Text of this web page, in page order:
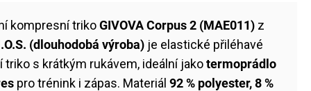
kompresní trikoGIVOVA Corpus 2 (MAE011) z
(dlouhodobá výroba) je elastické přiléhavé
triko s krátkým rukávem, ideální jakotermoprádlo
pro trénink i zápas. Materiál92 % polyester, 8 %